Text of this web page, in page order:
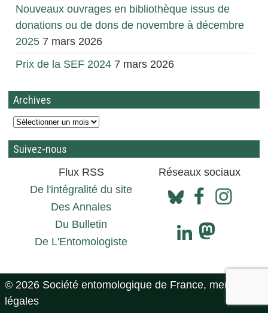
Nouveaux ouvrages en bibliothèque issus de
donations ou de dons de novembre à décembre
2025 7 mars 2026
Prix de la SEF 2024 7 mars 2026
Archives
Suivez-nous
Flux RSS
Réseaux sociaux
De l'intégralité du site
Des Annales
Du Bulletin
De L'Entomologiste
© 2026 Société entomologique de France, mentions
légales